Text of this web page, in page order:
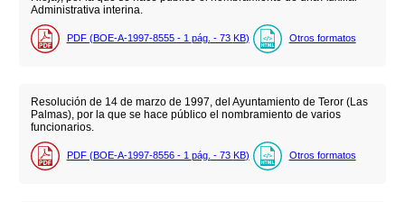
Administrativa interina.
PDF (BOE-A-1997-8555 - 1 pág. - 73 KB) Otros formatos
Resolución de 14 de marzo de 1997, del Ayuntamiento de Teror (Las
Palmas), por la que se hace público el nombramiento de varios
funcionarios.
PDF (BOE-A-1997-8556 - 1 pág. - 73 KB) Otros formatos